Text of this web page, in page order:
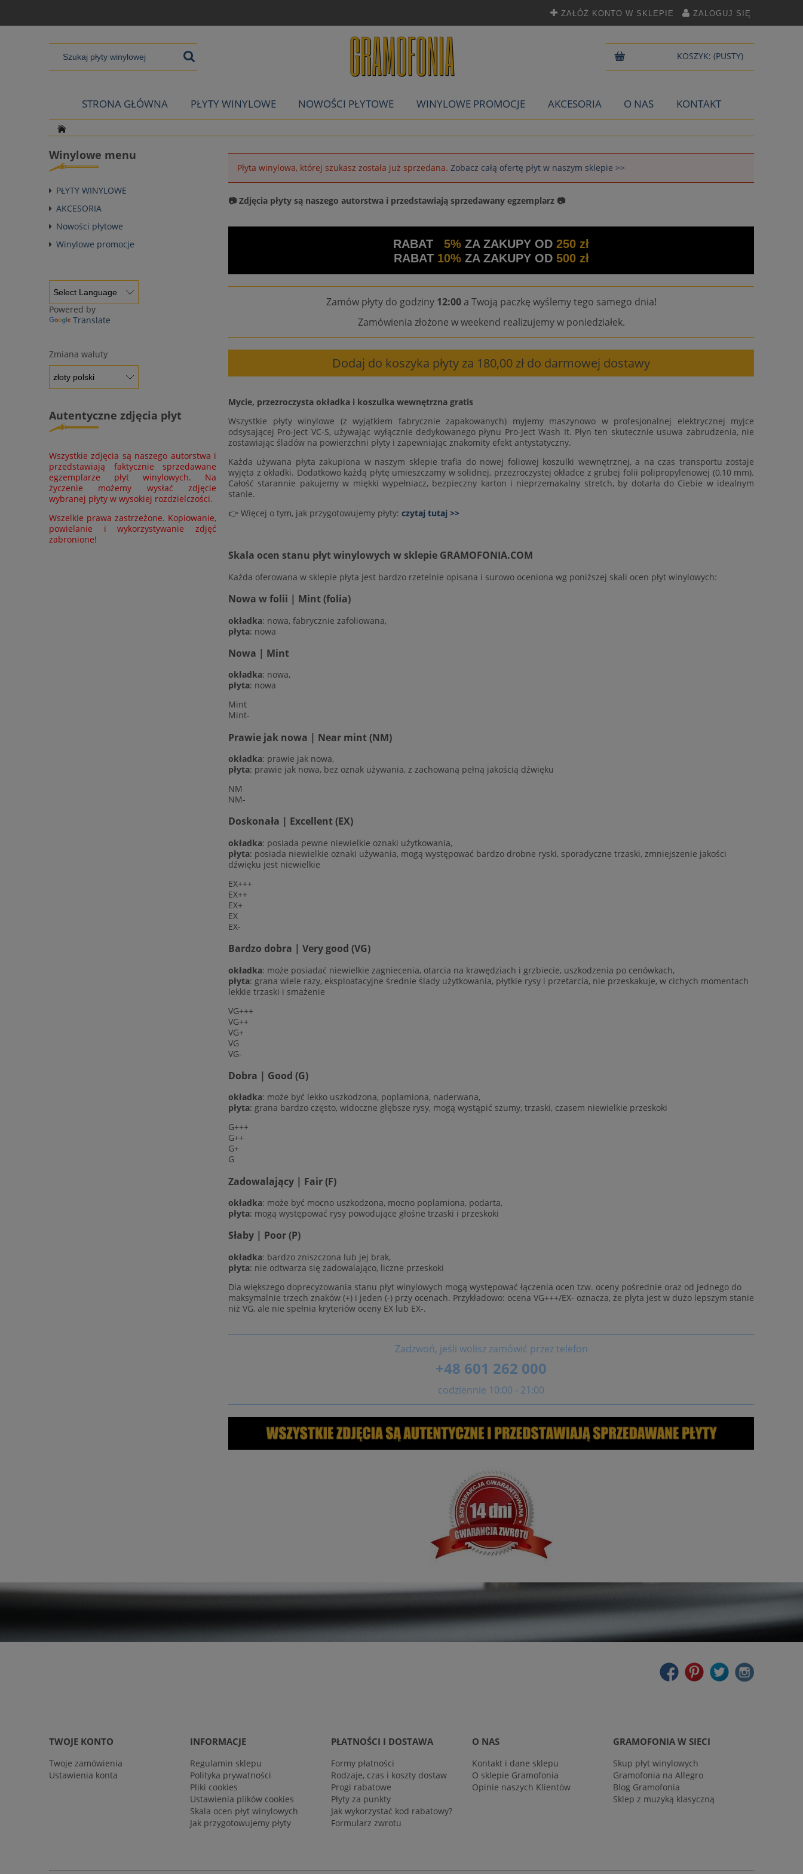
ZAŁÓŻ KONTO W SKLEPIE ZALOGUJ SIĘ
KOSZYK: (PUSTY)
STRONA GŁÓWNA PŁYTY WINYLOWE NOWOŚCI PŁYTOWE WINYLOWE PROMOCJE AKCESORIA O NAS KONTAKT
Winylowe menu
PŁYTY WINYLOWE
AKCESORIA
Nowości płytowe
Winylowe promocje
Powered by
Translate
Zmiana waluty
Autentyczne zdjęcia płyt
Wszystkie zdjęcia są naszego autorstwa i
przedstawiają faktycznie sprzedawane
egzemplarze płyt winylowych. Na
życzenie możemy wysłać zdjęcie
wybranej płyty w wysokiej rozdzielczości.
Wszelkie prawa zastrzeżone. Kopiowanie,
powielanie i wykorzystywanie zdjęć
zabronione!
Płyta winylowa, której szukasz została już sprzedana. Zobacz całą ofertę płyt w naszym sklepie >>
📷 Zdjęcia płyty są naszego autorstwa i przedstawiają sprzedawany egzemplarz 📷
RABAT 5% ZA ZAKUPY OD 250 zł
RABAT 10%ZA ZAKUPY OD 500 zł
Zamów płyty do godziny 12:00a Twoją paczkę wyślemy tego samego dnia!
Zamówienia złożone w weekend realizujemy w poniedziałek.
Dodaj do koszyka płyty za 180,00 zł do darmowej dostawy
Mycie, przezroczysta okładka i koszulka wewnętrzna gratis
Wszystkie płyty winylowe (z wyjątkiem fabrycznie zapakowanych) myjemy maszynowo w profesjonalnej elektrycznej myjce
odsysającej Pro-Ject VC-S, używając wyłącznie dedykowanego płynu Pro-Ject Wash It. Płyn ten skutecznie usuwa zabrudzenia, nie
zostawiając śladów na powierzchni płyty i zapewniając znakomity efekt antystatyczny.
Każda używana płyta zakupiona w naszym sklepie trafia do nowej foliowej koszulki wewnętrznej, a na czas transportu zostaje
wyjęta z okładki. Dodatkowo każdą płytę umieszczamy w solidnej, przezroczystej okładce z grubej folii polipropylenowej (0,10 mm).
Całość starannie pakujemy w miękki wypełniacz, bezpieczny karton i nieprzemakalny stretch, by dotarła do Ciebie w idealnym
stanie.
👉 Więcej o tym, jak przygotowujemy płyty: czytaj tutaj >>
Skala ocen stanu płyt winylowych w sklepie GRAMOFONIA.COM
Każda oferowana w sklepie płyta jest bardzo rzetelnie opisana i surowo oceniona wg poniższej skali ocen płyt winylowych:
Nowa w folii | Mint (folia)
okładka: nowa, fabrycznie zafoliowana,
płyta: nowa
Nowa | Mint
okładka: nowa,
płyta: nowa
Mint
Mint-
Prawie jak nowa | Near mint (NM)
okładka: prawie jak nowa,
płyta: prawie jak nowa, bez oznak używania, z zachowaną pełną jakością dźwięku
NM
NM-
Doskonała | Excellent (EX)
okładka: posiada pewne niewielkie oznaki użytkowania,
płyta: posiada niewielkie oznaki używania, mogą występować bardzo drobne ryski, sporadyczne trzaski, zmniejszenie jakości
dźwięku jest niewielkie
EX+++
EX++
EX+
EX
EX-
Bardzo dobra | Very good (VG)
okładka: może posiadać niewielkie zagniecenia, otarcia na krawędziach i grzbiecie, uszkodzenia po cenówkach,
płyta: grana wiele razy, eksploatacyjne średnie ślady użytkowania, płytkie rysy i przetarcia, nie przeskakuje, w cichych momentach
lekkie trzaski i smażenie
VG+++
VG++
VG+
VG
VG-
Dobra | Good (G)
okładka: może być lekko uszkodzona, poplamiona, naderwana,
płyta: grana bardzo często, widoczne głębsze rysy, mogą wystąpić szumy, trzaski, czasem niewielkie przeskoki
G+++
G++
G+
G
Zadowalający | Fair (F)
okładka: może być mocno uszkodzona, mocno poplamiona, podarta,
płyta: mogą występować rysy powodujące głośne trzaski i przeskoki
Słaby | Poor (P)
okładka: bardzo zniszczona lub jej brak,
płyta: nie odtwarza się zadowalająco, liczne przeskoki
Dla większego doprecyzowania stanu płyt winylowych mogą występować łączenia ocen tzw. oceny pośrednie oraz od jednego do
maksymalnie trzech znaków (+) i jeden (-) przy ocenach. Przykładowo: ocena VG+++/EX- oznacza, że płyta jest w dużo lepszym stanie
niż VG, ale nie spełnia kryteriów oceny EX lub EX-.
Zadzwoń, jeśli wolisz zamówić przez telefon
+48 601 262 000
codziennie 10:00 - 21:00
TWOJE KONTO
Twoje zamówienia
Ustawienia konta
INFORMACJE
Regulamin sklepu
Polityka prywatności
Pliki cookies
Ustawienia plików cookies
Skala ocen płyt winylowych
Jak przygotowujemy płyty
PŁATNOŚCI I DOSTAWA
Formy płatności
Rodzaje, czas i koszty dostaw
Progi rabatowe
Płyty za punkty
Jak wykorzystać kod rabatowy?
Formularz zwrotu
O NAS
Kontakt i dane sklepu
O sklepie Gramofonia
Opinie naszych Klientów
GRAMOFONIA W SIECI
Skup płyt winylowych
Gramofonia na Allegro
Blog Gramofonia
Sklep z muzyką klasyczną